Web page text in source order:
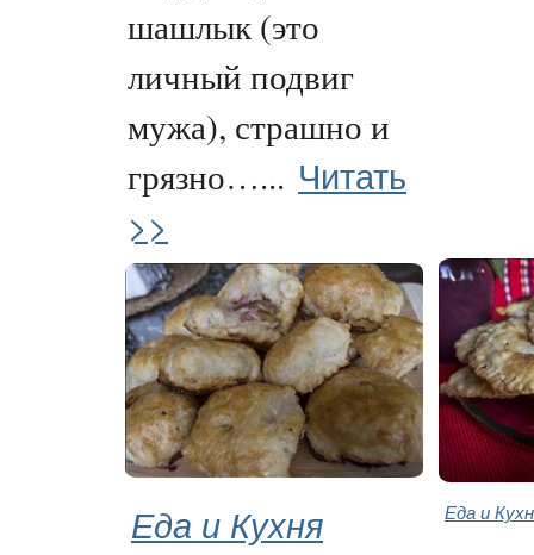
шашлык (это
личный подвиг
мужа), страшно и
грязно…... Читать
>>
Еда и Кухня Еда и